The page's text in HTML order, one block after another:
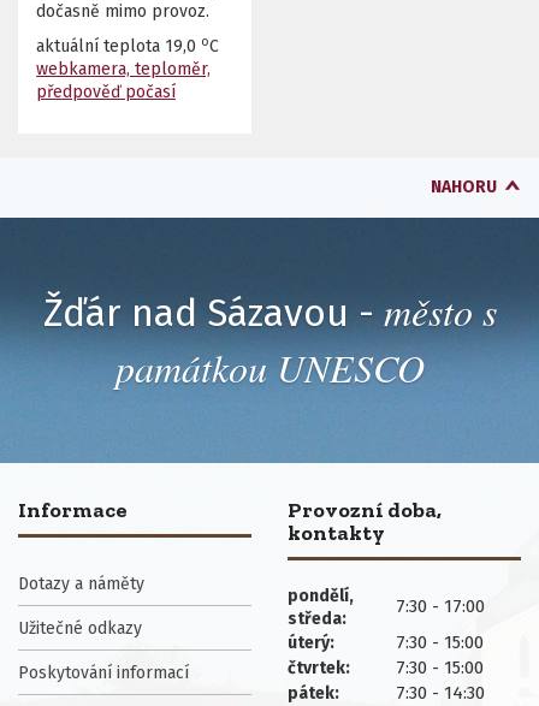
dočasně mimo provoz.
aktuální teplota 19,0 oC
webkamera, teploměr,
předpověď počasí
NAHORU
Žďár nad Sázavou - město s
památkou UNESCO
Informace
Dotazy a náměty
Užitečné odkazy
Poskytování informací
Provozní doba,
kontakty
pondělí,
středa:
7:30 - 17:00
úterý: 7:30 - 15:00
čtvrtek: 7:30 - 15:00
pátek:
7:30 - 14:30